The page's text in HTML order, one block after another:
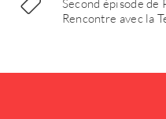
Second épisode
Rencontre avec la